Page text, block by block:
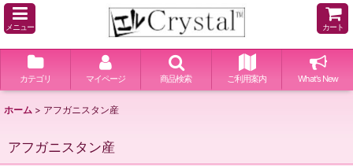
メニュー カート
カテゴリ マイページ 商品検索 ご利用案内 What's New
ホーム > アフガニスタン産
アフガニスタン産